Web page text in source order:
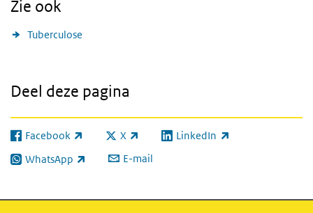
Zie ook
Tuberculose
Deel deze pagina
Facebook
(externe link) X
(externe link) LinkedIn
(externe link)
WhatsApp
(externe link) E-mail